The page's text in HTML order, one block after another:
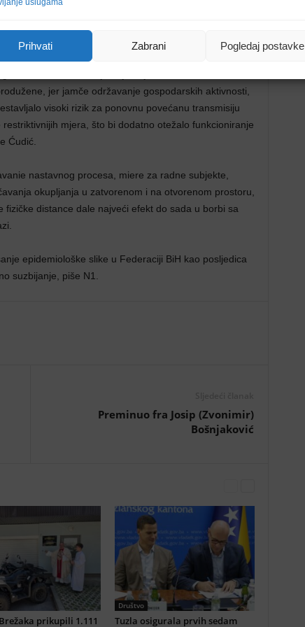
uslugama
Prihvati Zabrani Pogledaj postavke
te ima tendenciju daljnjeg pogoršanja. Naročito
znatan rast broja zaraženih je primjećen i u svim
o popunjenosti bolničkih kapaciteta širom
se očekuje i veći priliv pacijenata ozbirom na broj
karaktera, te su i dalje najmanje restriktivne u
jer jamče održavanje gospodarskih aktivnosti,
visoki rizik za ponovnu povećanu transmisiju
mjera, što bi dodatno otežalo funkcioniranje
Ćudić.
nastavnog procesa, miere za radne subjekte,
okupljanja u zatvorenom i na otvorenom prostoru,
distance dale najveći efekt do sada u borbi sa
epidemiološke slike u Federaciji BiH kao posljedica
suzbijanje, piše N1.
Preminuo fra Josip (Zvonimir)
Bošnjaković
prikupili 1.111
Društvo
Tuzla osigurala prvih sedam